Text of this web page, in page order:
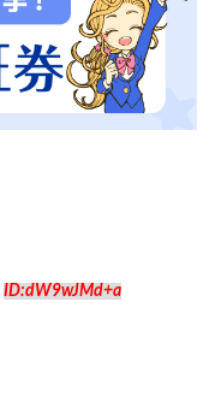
ID:dW9wJMd+a